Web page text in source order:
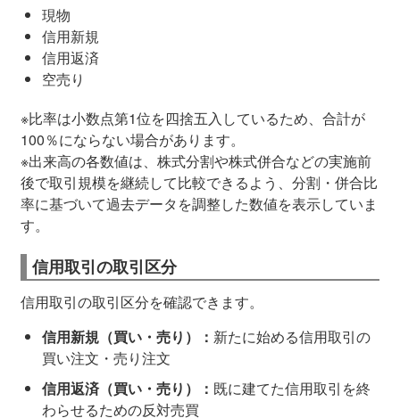
現物
信用新規
信用返済
空売り
※比率は小数点第1位を四捨五入しているため、合計が
100％にならない場合があります。
※出来高の各数値は、株式分割や株式併合などの実施前
後で取引規模を継続して比較できるよう、分割・併合比
率に基づいて過去データを調整した数値を表示していま
す。
信用取引の取引区分
信用取引の取引区分を確認できます。
信用新規（買い・売り）： 新たに始める信用取引の
買い注文・売り注文
信用返済（買い・売り）： 既に建てた信用取引を終
わらせるための反対売買